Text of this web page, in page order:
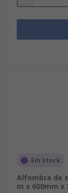
Em stock
Alfombra de
m x 600mm x